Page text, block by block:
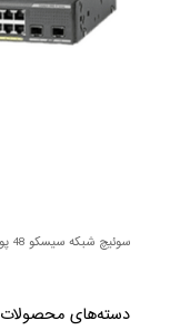
سوئیچ شبکه سیسکو 48 پورت WS-C2960X-48LPS-L
دسته‌های محصولات